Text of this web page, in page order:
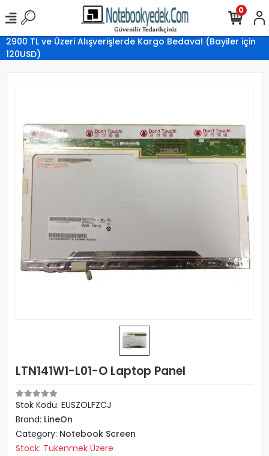
2900 TL ve Üzeri Alışverişlerde Kargo Bedava! (Bayiler için
120USD)
0
LTN141W1-L01-O Laptop Panel
Stok Kodu: EUSZOLFZCJ
Brand: LineOn
Category: Notebook Screen
Stock: Tükenmek Üzere